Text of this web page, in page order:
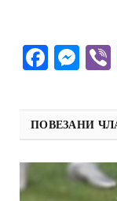
ПОВЕЗАНИ